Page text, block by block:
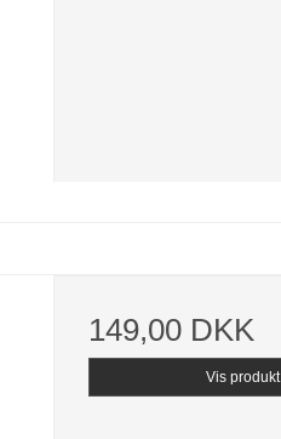
149,00 DKK
Vis produkt